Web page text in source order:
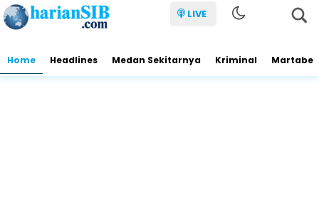
LIVE
Home Headlines Medan Sekitarnya Kriminal Martabe